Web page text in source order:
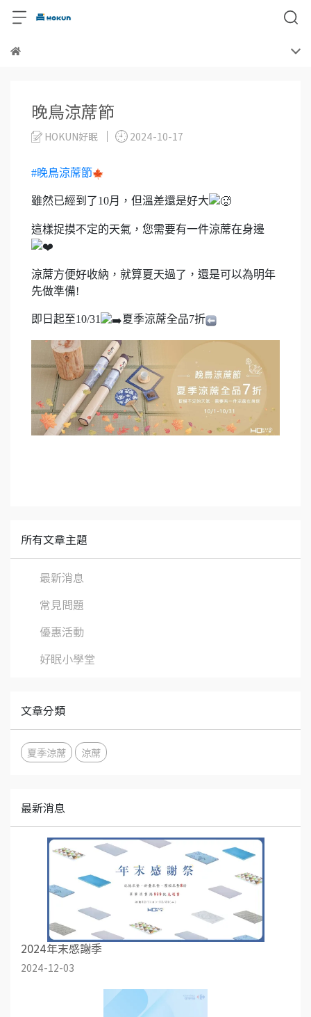
晚鳥涼蓆節
HOKUN好眠 2024-10-17
#晚鳥涼蓆節
雖然已經到了10月，但溫差還是好大
這樣捉摸不定的天氣，您需要有一件涼蓆在身邊
涼蓆方便好收納，就算夏天過了，還是可以為明年
先做準備!
即日起至10/31 夏季涼蓆全品7折
所有文章主題
最新消息
常見問題
優惠活動
好眠小學堂
文章分類
夏季涼蓆 涼蓆
最新消息
2024年末感謝季
2024-12-03